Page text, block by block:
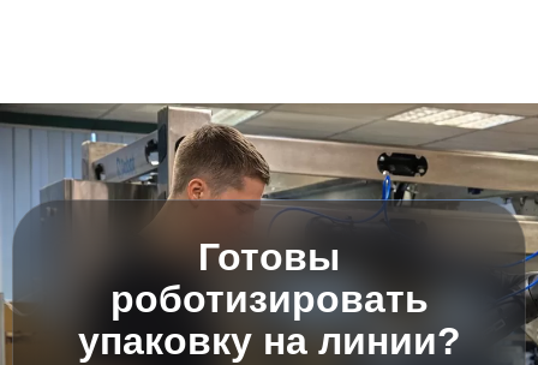
Готовы
роботизировать
упаковку на линии?